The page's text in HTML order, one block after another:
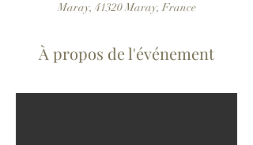
Maray, 41320 Maray, France
À propos de l'événement